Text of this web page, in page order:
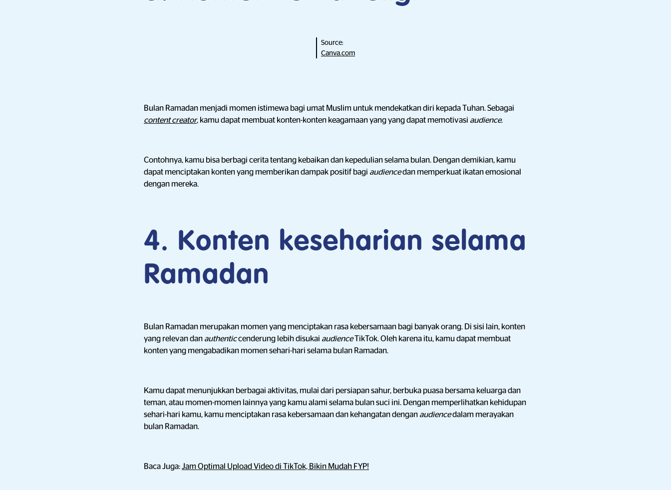
Source:
Canva.com
Bulan Ramadan menjadi momen istimewa bagi umat Muslim untuk mendekatkan diri kepada Tuhan. Sebagai
content creator, kamu dapat membuat konten-konten keagamaan yang yang dapat memotivasi audience.
Contohnya, kamu bisa berbagi cerita tentang kebaikan dan kepedulian selama bulan. Dengan demikian, kamu
dapat menciptakan konten yang memberikan dampak positif bagi audiencedan memperkuat ikatan emosional
dengan mereka.
4. Konten keseharian selama
Ramadan
Bulan Ramadan merupakan momen yang menciptakan rasa kebersamaan bagi banyak orang. Di sisi lain, konten
yang relevan dan authenticcenderung lebih disukai audienceTikTok. Oleh karena itu, kamu dapat membuat
konten yang mengabadikan momen sehari-hari selama bulan Ramadan.
Kamu dapat menunjukkan berbagai aktivitas, mulai dari persiapan sahur, berbuka puasa bersama keluarga dan
teman, atau momen-momen lainnya yang kamu alami selama bulan suci ini. Dengan memperlihatkan kehidupan
sehari-hari kamu, kamu menciptakan rasa kebersamaan dan kehangatan dengan audiencedalam merayakan
bulan Ramadan.
Baca Juga:Jam Optimal Upload Video di TikTok, Bikin Mudah FYP!